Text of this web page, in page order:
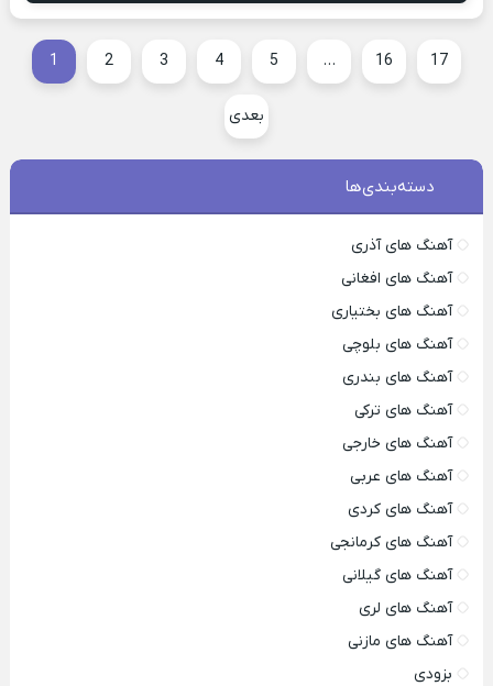
1 2 3 4 5 … 16 17
بعدی
دسته‌بندی‌ها
آهنگ های آذری
آهنگ های افغانی
آهنگ های بختیاری
آهنگ های بلوچی
آهنگ های بندری
آهنگ های ترکی
آهنگ های خارجی
آهنگ های عربی
آهنگ های کردی
آهنگ های کرمانجی
آهنگ های گیلانی
آهنگ های لری
آهنگ های مازنی
بزودی